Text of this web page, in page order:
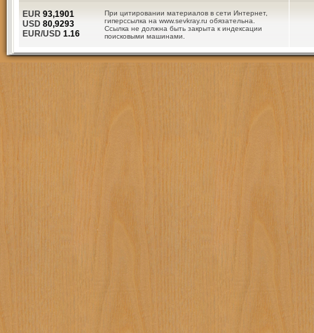
При цитировании материалов в сети Интернет,
гиперссылка на www.sevkray.ru обязательна.
Ссылка не должна быть закрыта к индексации
поисковыми машинами.
EUR 93,1901
USD 80,9293
EUR/USD 1.16